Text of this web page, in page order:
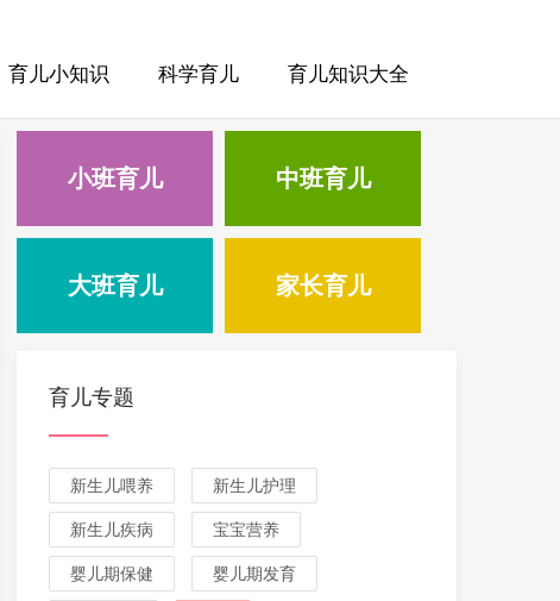
育儿小知识 科学育儿 育儿知识大全
小班育儿 中班育儿
大班育儿 家长育儿
育儿专题
新生儿喂养 新生儿护理
新生儿疾病 宝宝营养
婴儿期保健 婴儿期发育